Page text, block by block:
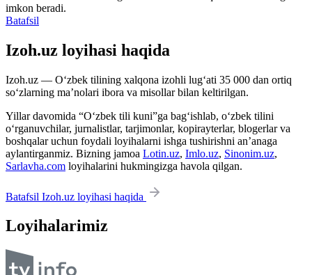
imkon beradi.
Batafsil
Izoh.uz loyihasi haqida
Izoh.uz — O‘zbek tilining xalqona izohli lug‘ati 35 000 dan ortiq
so‘zlarning ma’nolari ibora va misollar bilan keltirilgan.
Yillar davomida “O‘zbek tili kuni”ga bag‘ishlab, o‘zbek tilini
o‘rganuvchilar, jurnalistlar, tarjimonlar, kopirayterlar, blogerlar va
boshqalar uchun foydali loyihalarni ishga tushirishni an’anaga
aylantirganmiz. Bizning jamoa Lotin.uz, Imlo.uz, Sinonim.uz,
Sarlavha.com loyihalarini hukmingizga havola qilgan.
Batafsil Izoh.uz loyihasi haqida
Loyihalarimiz